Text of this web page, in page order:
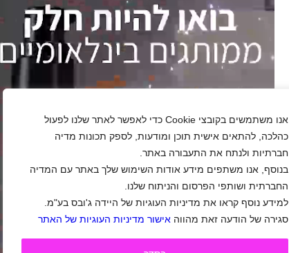
אנו משתמשים בקובצי Cookie כדי לאפשר לאתר שלנו לפעול
כהלכה, להתאים אישית תוכן ומודעות, לספק תכונות מדיה
חברתיות ולנתח את התעבורה באתר.
בנוסף, אנו משתפים מידע אודות השימוש שלך באתר עם המדיה
החברתית ושותפי הפרסום והניתוח שלנו.
למידע נוסף קראו את מדיניות העוגיות של היידה ג'ובס בע"מ.
סגירה של הודעה זאת מהווה אישור מדיניות העוגיות של האתר